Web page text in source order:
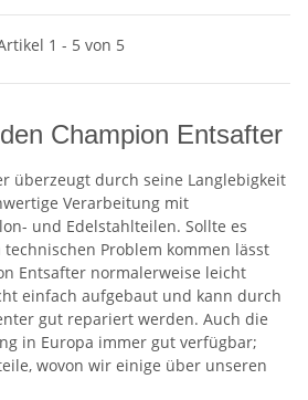
1 - 5 von 5
Champion Entsafter
überzeugt durch seine Langlebigkeit
Verarbeitung mit
und Edelstahlteilen. Sollte es
Problem kommen lässt
Entsafter normalerweise leicht
einfach aufgebaut und kann durch
gut repariert werden. Auch die
in Europa immer gut verfügbar;
wovon wir einige über unseren